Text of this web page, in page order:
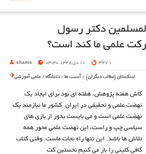
دکتر رسول
علمی ما کند است؟
shams 11 دی 1348, 03:30 1 327
لینکستان (مطالب دیگران) / آسیب ها /دانشگاه / علمی آموزشی
کاش هفته پژوهش، هفته ای بود برای ایجاد یک
نهضت علمی و تحقیقی در ایران. کشور ما نیازمند یک
نهضت علمی است و می بایست بدور از بازی های
سیاسی چپ و راست، این نهضت علمی محور همه
تلاش ها باشد. این تنها راه نجات ماست. وقتی کتاب
کافی کلینی را باز می کنیم نخستین کت